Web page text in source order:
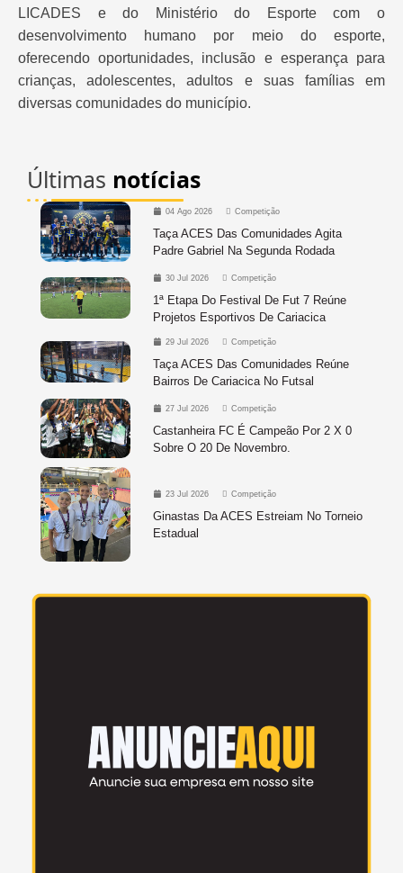
LICADES e do Ministério do Esporte com o
desenvolvimento humano por meio do esporte,
oferecendo oportunidades, inclusão e esperança para
crianças, adolescentes, adultos e suas famílias em
diversas comunidades do município.
Últimas notícias
04 Ago 2026 Competição
Taça ACES Das Comunidades Agita
Padre Gabriel Na Segunda Rodada
30 Jul 2026 Competição
1ª Etapa Do Festival De Fut 7 Reúne
Projetos Esportivos De Cariacica
29 Jul 2026 Competição
Taça ACES Das Comunidades Reúne
Bairros De Cariacica No Futsal
27 Jul 2026 Competição
Castanheira FC É Campeão Por 2 X 0
Sobre O 20 De Novembro.
23 Jul 2026 Competição
Ginastas Da ACES Estreiam No Torneio
Estadual